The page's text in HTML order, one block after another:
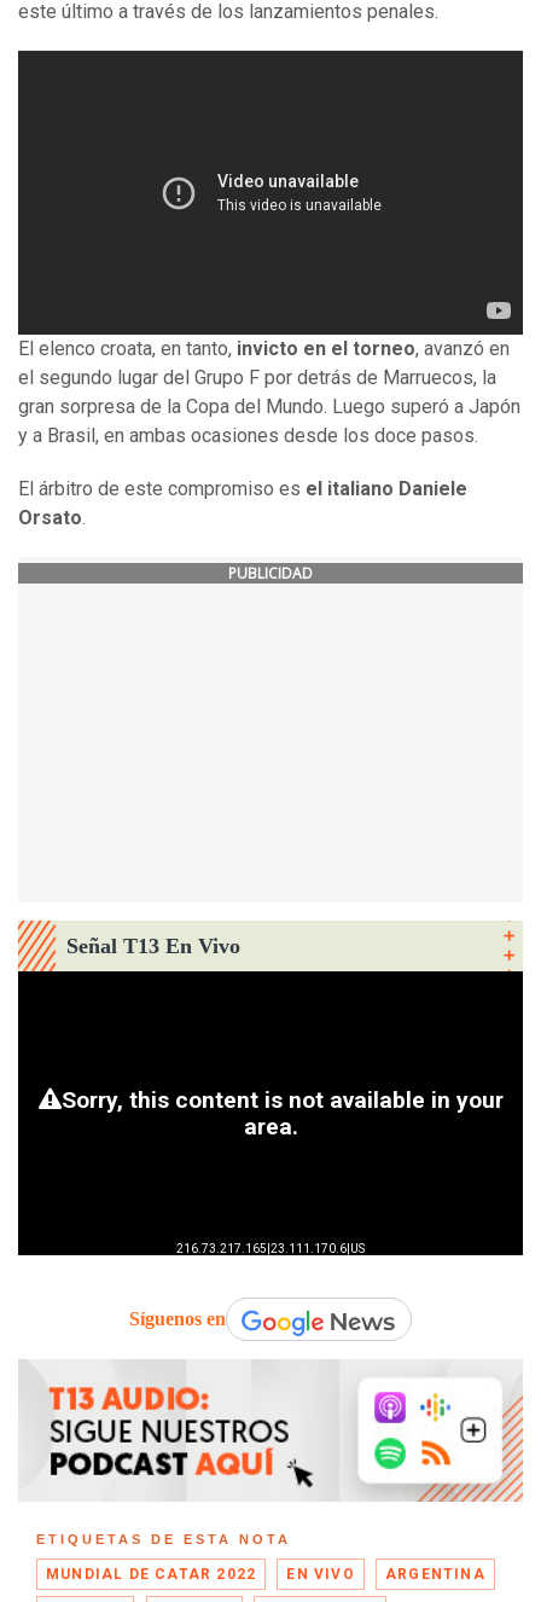
este último a través de los lanzamientos penales.
El elenco croata, en tanto, invicto en el torneo, avanzó en
el segundo lugar del Grupo F por detrás de Marruecos, la
gran sorpresa de la Copa del Mundo. Luego superó a Japón
y a Brasil, en ambas ocasiones desde los doce pasos.
El árbitro de este compromiso es el italiano Daniele
Orsato.
PUBLICIDAD
Señal T13 En Vivo
Síguenos en
ETIQUETAS DE ESTA NOTA
MUNDIAL DE CATAR 2022 EN VIVO ARGENTINA